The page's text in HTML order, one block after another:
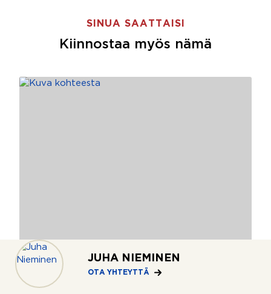
JUHA NIEMINEN
OTA YHTEYTTÄ
SINUA SAATTAISI
Kiinnostaa myös nämä